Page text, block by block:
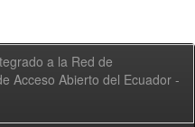
a la Red de
Acceso Abierto del Ecuador -